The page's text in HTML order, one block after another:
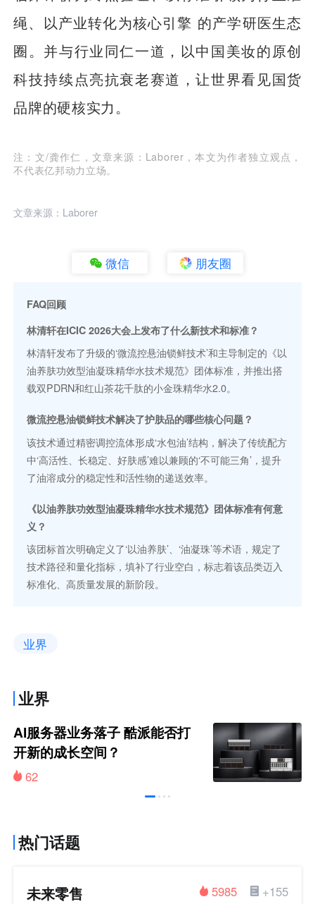
绳、以产业转化为核心引擎 的产学研医生态
圈。并与行业同仁一道，以中国美妆的原创
科技持续点亮抗衰老赛道，让世界看见国货
品牌的硬核实力。
注：文/龚作仁，文章来源：Laborer，本文为作者独立观点，
不代表亿邦动力立场。
文章来源：Laborer
微信 朋友圈
FAQ回顾
林清轩在ICIC 2026大会上发布了什么新技术和标准？
林清轩发布了升级的‘微流控悬油锁鲜技术’和主导制定的《以
油养肤功效型油凝珠精华水技术规范》团体标准，并推出搭
载双PDRN和红山茶花千肽的小金珠精华水2.0。
微流控悬油锁鲜技术解决了护肤品的哪些核心问题？
该技术通过精密调控流体形成‘水包油’结构，解决了传统配方
中‘高活性、长稳定、好肤感’难以兼顾的‘不可能三角’，提升
了油溶成分的稳定性和活性物的递送效率。
《以油养肤功效型油凝珠精华水技术规范》团体标准有何意
义？
该团标首次明确定义了‘以油养肤’、‘油凝珠’等术语，规定了
技术路径和量化指标，填补了行业空白，标志着该品类迈入
标准化、高质量发展的新阶段。
业界
业界
AI服务器业务落子 酷派能否打
开新的成长空间？
62
热门话题
未来零售 +155
5985